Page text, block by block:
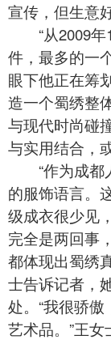
宣传，但生意
“从2009年
件，最多的一
眼下他正在筹
造一个蜀绣整
与现代时尚碰
与实用结合，
“作为成都
的服饰语言。
级成衣很少见
完全是两回事
都体现出蜀绣
士告诉记者，
处。“我很骄
艺术品。”王女